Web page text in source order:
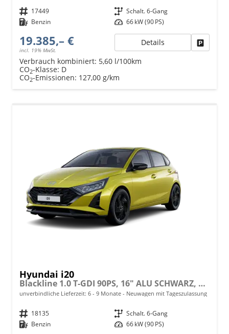
Fahrzeugnr. 17449 Getriebe Schalt. 6-Gang
Kraftstoff Benzin Leistung 66 kW (90 PS)
19.385,– €
incl. 19% MwSt.
Details
Verbrauch kombiniert: 5,60 l/100km
CO2-Klasse: D
CO2-Emissionen: 127,00 g/km
Hyundai i20
Blackline 1.0 T-GDI 90PS, 16" ALU SCHWARZ, SPIEGEL FULL-LED-SCHEINWERFER, NAVI 10,25", Winter-Pack: Sitzheizung + Lenkradheizung, Klimaautomatik, Privacy-Glas, Parksensoren hinten, Rückfahrkamera, Tempomat, Lederlenkrad, Reserverad, Alarm, Armlehne
unverbindliche Lieferzeit: 6 - 9 Monate Neuwagen mit Tageszulassung
Fahrzeugnr. 18135 Getriebe Schalt. 6-Gang
Kraftstoff Benzin Leistung 66 kW (90 PS)